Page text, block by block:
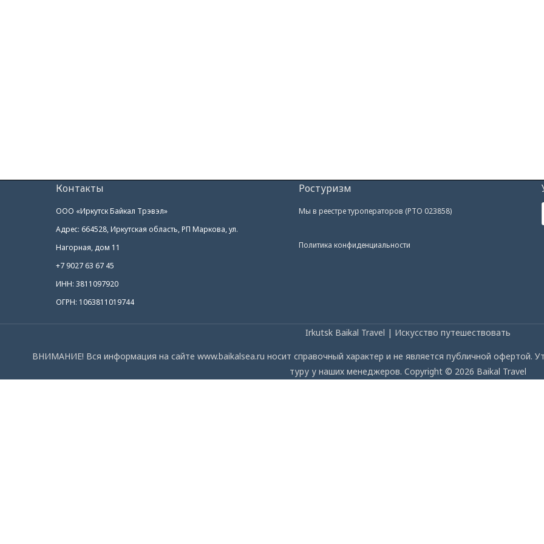
Контакты
ООО «Иркутск Байкал Трэвэл»
Адрес: 664528, Иркутская область, РП Маркова, ул.
Нагорная, дом 11
+7 9027 63 67 45
ИНН: 3811097920
ОГРН: 1063811019744
Ростуризм
Мы в реестре туроператоров (РТО 023858)
Политика конфиденциальности
Irkutsk Baikal Travel | Искусство путешествовать
ВНИМАНИЕ! Вся информация на сайте www.baikalsea.ru носит справочный характер и не является публичной офертой.
туру у наших менеджеров. Copyright © 2026 Baikal Travel